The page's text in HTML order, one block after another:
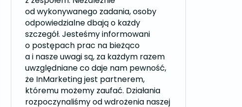
od wykonywanego zadania, osoby
odpowiedzialne dbają o każdy
szczegół. Jesteśmy informowani
o postępach prac na bieżąco
a i nasze uwagi są, za każdym razem
uwzględniane co daje nam pewność,
że InMarketing jest partnerem,
któremu możemy zaufać. Działania
rozpoczynaliśmy od wdrożenia naszej